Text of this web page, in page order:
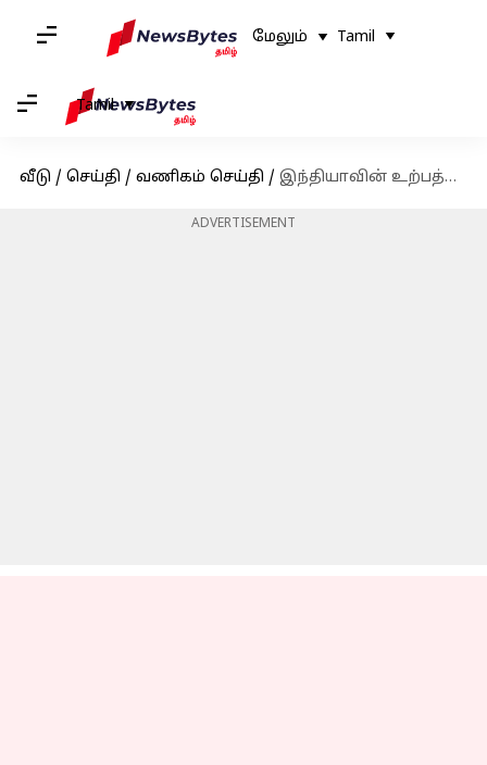
மேலும் Tamil
Tamil
வீடு / செய்தி / வணிகம் செய்தி / இந்தியாவின் உற்பத்தித் துறை வளர்ச்சி ஆகஸ்ட் மாதத்தில் 17 ஆண்டுகளில் இல்லாத அளவுக்கு உயர்ந்துள்ளது
ADVERTISEMENT